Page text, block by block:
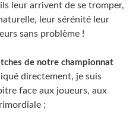
leur arrivent de se tromper,
leur sérénité leur
sans problème !
de notre championnat
directement, je suis
face aux joueurs, aux
;